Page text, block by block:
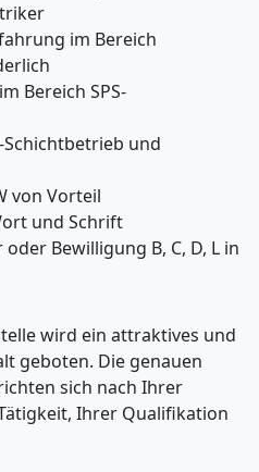
im Bereich
Bereich SPS-
und
von Vorteil
und Schrift
oder Bewilligung B, C, D, L in
wird ein attraktives und
geboten. Die genauen
sich nach Ihrer
Ihrer Qualifikation